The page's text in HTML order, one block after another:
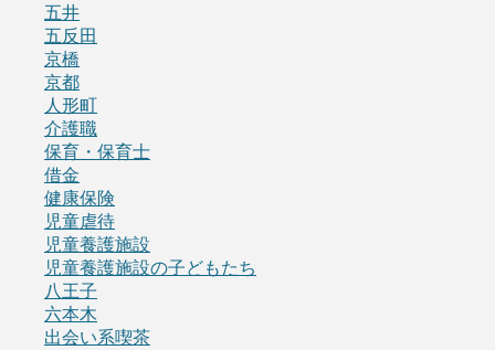
五井
五反田
京橋
京都
人形町
介護職
保育・保育士
借金
健康保険
児童虐待
児童養護施設
児童養護施設の子どもたち
八王子
六本木
出会い系喫茶